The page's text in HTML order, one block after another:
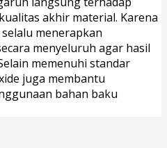
akhir material. Karena
menerapkan
menyeluruh agar hasil
memenuhi standar
juga membantu
bahan baku